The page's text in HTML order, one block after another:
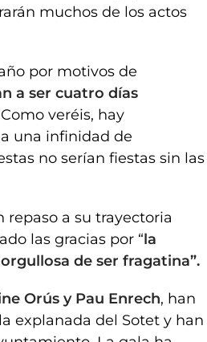
muchos de los actos
por motivos de
a ser cuatro días
veréis, hay
una infinidad de
no serían fiestas sin las
repaso a su trayectoria
las gracias por “la
de ser fragatina”.
Orús y Pau Enrech, han
explanada del Sotet y han